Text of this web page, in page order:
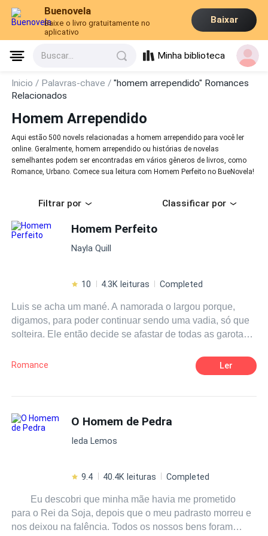
Buenovela
Baixe o livro gratuitamente no
aplicativo
Baixar
Buscar... Minha biblioteca
Inicio / Palavras-chave /"homem arrependido" Romances
Relacionados
Homem Arrependido
Aqui estão 500 novels relacionadas a homem arrependido para você ler
online. Geralmente, homem arrependido ou histórias de novelas
semelhantes podem ser encontradas em vários gêneros de livros, como
Romance, Urbano. Comece sua leitura com Homem Perfeito no BueNovela!
Filtrar por Classificar por
Homem Perfeito
Nayla Quill
10 4.3K leituras Completed
Luis se acha um mané. A namorada o largou porque,
digamos, para poder continuar sendo uma vadia, só que
solteira. Ele então decide se afastar de todas as garotas,
fazer o leitinho do bebê?! Brincadeirinha) e a amiga,
Anna. Fora elas, o acesso de outras garotas a vida dele
aula de uma segunda-feira maçante, a novata Jessica
Winters se aproxima dele. Ele de cara a detesta. É bem
do tipinho metida popular que brevemente se tornaria
falsidade) de menininhas como Christin, a ex namorada
socialmente aceita. E como foi que Greg, o melhor amigo
de Luis disse? "É só questão de tempo e ela já tá de rolo
com os jogadores do time, vira líder de torcida,
Romance Ler
O Homem de Pedra
Ieda Lemos
9.4 40.4K leituras Completed
Eu descobri que minha mãe havia me prometido
para o Rei da Soja, depois que o meu padrasto morreu e
nos deixou na falência. Todos os nossos bens foram